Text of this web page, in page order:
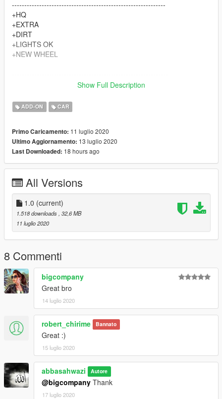
--------------------------------------------------------------
+HQ
+EXTRA
+DIRT
+LIGHTS OK
+NEW WHEEL
Grand Theft Auto V\mods\update\x64\dlcpacks
and go to
and edit "dlclist.xml and add line blow
dlcpacks:\SAINA232FN\
go to
and edit **extratitleupdatedata.meta** and add line blow:
dlc_SAINA232FN:/
update:/dlc_patch/SAINA232FN/
spawn name:SAINA232FN
----------------------------------------------------------------
** YA ALI**
Show Full Description
ADD-ON CAR
Primo Caricamento: 11 luglio 2020
Ultimo Aggiornamento: 13 luglio 2020
Last Downloaded: 18 hours ago
All Versions
1.0 (current)
1.518 downloads , 32,6 MB
11 luglio 2020
8 Commenti
bigcompany
Great bro
14 luglio 2020
robert_chirime Bannato
Great :)
15 luglio 2020
abbasahwazi Autore
@bigcompany Thank
17 luglio 2020